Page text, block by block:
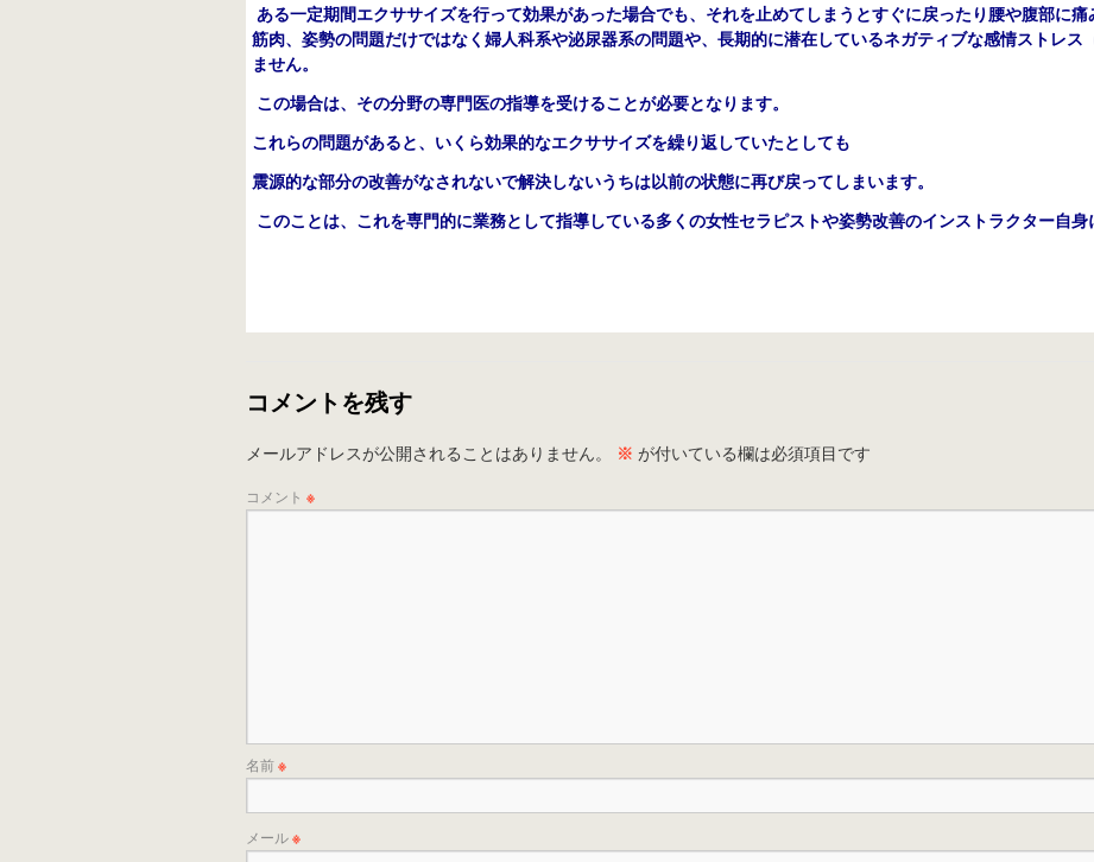
ある一定期間エクササイズを行って効果があった場合でも、それを止めてしまうとすぐに戻ったり腰や腹部に
筋肉、姿勢の問題だけではなく婦人科系や泌尿器系の問題や、長期的に潜在しているネガティブな感情ストレス
ません。
この場合は、その分野の専門医の指導を受けることが必要となります。
これらの問題があると、いくら効果的なエクササイズを繰り返していたとしても
震源的な部分の改善がなされないで解決しないうちは以前の状態に再び戻ってしまいます。
このことは、これを専門的に業務として指導している多くの女性セラピストや姿勢改善のインストラクター自身
コメントを残す
メールアドレスが公開されることはありません。 ※ が付いている欄は必須項目です
コメント ※
名前※
メール※